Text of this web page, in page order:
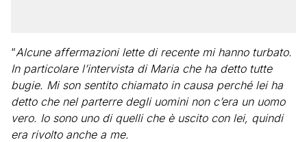
“Alcune affermazioni lette di recente mi hanno turbato.
In particolare l’intervista di Maria che ha detto tutte
bugie. Mi son sentito chiamato in causa perché lei ha
detto che nel parterre degli uomini non c’era un uomo
vero. Io sono uno di quelli che è uscito con lei, quindi
era rivolto anche a me.